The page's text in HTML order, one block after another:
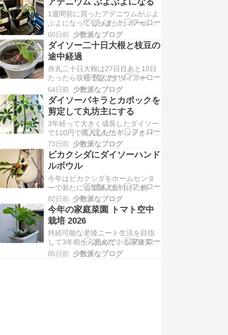
るなーて感じでしたが・・・品種
調べたらホーム桃太郎という大玉
トマトでした もう一個は千果この
ままだと重さに負けてしまいます
が、そのまま育ててみます 失敗
し…
1週間前に買ったアデニウムがぶよ
ぶよになってしっまった ホームセ
ンターで198円で見つけたのに・・
どうもトキワシノブと違って苦手
です前にも冬にダメにしてるので
２回目 今回は気を付けていたがど
うも水のやりすぎのようだ気候が
湿気が多く暖かい地方なので向い
ていないのかも トキワシノブと…
60日前 少数派なブログ
ダイソー二十日大根と枝豆の
途中経過
赤丸二十日大根は27日目あと10日
たったら収穫予定ですダイソー早
生枝豆は43日目 小さい枝豆が実っ
てきました去年は徒長して支え棒
が必要でしたが今年は台風にも耐
えられるくらい元気 全然違います
去年と比べると間引きをすぐにし
た 水は２回に増やした鉢も土も去
年のを流用しています 発芽が…
64日前 少数派なブログ
ダイソーパキラとカポックを
剪定して丸坊主にする
3年経って大きく成長したダイソー
で110円で購入したカポックとパキ
ラ パキラは９０センチ カポックは
50センチになりましたカポック(シ
ェフレラ)は良い形に成長してます
が、枝分かれと根上がりとコンパ
クト化したいので３分割すること
にAIに聞いたところこうすれば良
い？らしい そこで信じ…
73日前 少数派なブログ
ビカクシダにダイソーハンド
ルボウル
今年はビカクシダをホームセンタ
ーで新たに追加購入板付けに挑戦
したかったが、壁が汚れそうだし
水やりも面倒Macに似合う観葉植物
が理想なので水やりは簡単に安全
にしたいそこで、ダイソーのハン
ドルボウルに水苔とモビロンバン
ドでDIYしてみましたボウルとザル
がセットで、水はボウルに溜まる
82日前 少数派なブログ
今年の家庭菜園 トマト空中
栽培 2026
持続可能な老後ニート生活を目指
して3年前から始めている家庭菜園
失敗しながら飽きずにやってき
て、やり方がだいぶ固定してきま
85日前 少数派なブログ